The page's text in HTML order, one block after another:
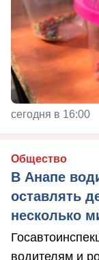
сегодня в 16:00
Общество
В Анапе
оставлять
несколько
водителям и